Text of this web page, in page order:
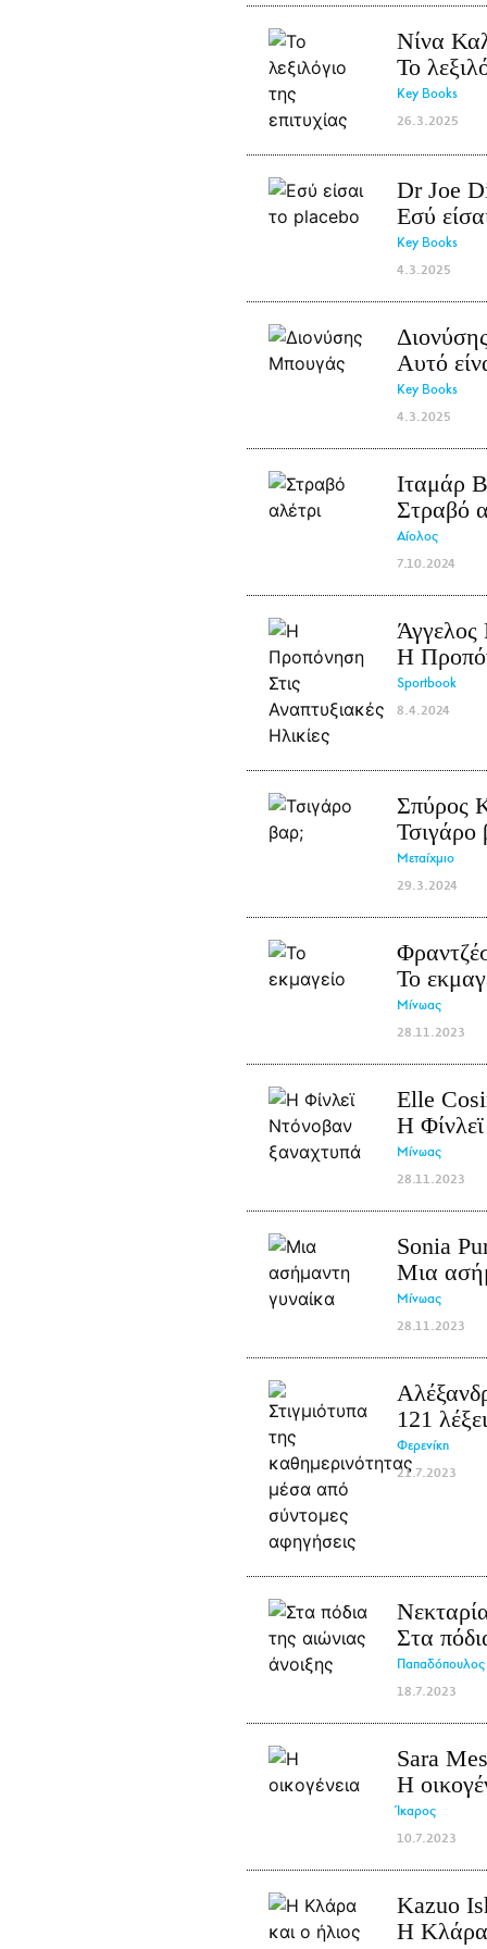
Νίνα
Το
Key Books
26.3.2025
Dr Joe
Εσύ
Key Books
4.3.2025
Αυτό
Key Books
4.3.2025
Ιταμάρ
Στραβό
Αίολος
7.10.2024
Η
Sportbook
8.4.2024
Σπύρος
Τσιγάρο
Μεταίχμιο
29.3.2024
Το
Μίνωας
28.11.2023
Elle
Η
Μίνωας
28.11.2023
Sonia
Μια
Μίνωας
28.11.2023
121
Φερενίκη
21.7.2023
Στα
Παπαδόπουλος
18.7.2023
Sara
Η
Ίκαρος
10.7.2023
Kazuo
Η Κλάρα